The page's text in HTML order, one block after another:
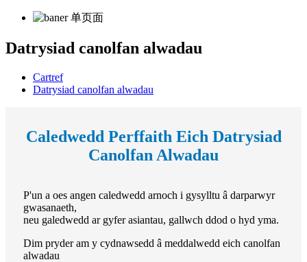
Datrysiad canolfan alwadau
Cartref
Datrysiad canolfan alwadau
Caledwedd Perffaith Eich Datrysiad
Canolfan Alwadau
P'un a oes angen caledwedd arnoch i gysylltu â darparwyr
gwasanaeth,
neu galedwedd ar gyfer asiantau, gallwch ddod o hyd yma.
Dim pryder am y cydnawsedd â meddalwedd eich canolfan
alwadau